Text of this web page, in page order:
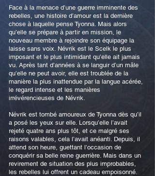
Face à la menace d’une guerre imminente des
rebelles, une histoire d’amour est la dernière
chose à laquelle pense Tyonna. Mais alors
qu’elle se prépare à partir en mission, le
nouveau membre à rejoindre son équipage la
laisse sans voix. Névrik est le Scelk le plus
imposant et le plus intimidant qu’elle ait jamais
vu. Après tant d’années à se languir d’un mâle
qu’elle ne peut avoir, elle est troublée de la
manière la plus inattendue par la langue acérée,
le regard intense et les manières
irrévérencieuses de Névrik.
Névrik est tombé amoureux de Tyonna dès qu’il
a posé les yeux sur elle. Lorsqu’elle l’avait
rejeté quatre ans plus tôt, et ce malgré ses
raisons valables, cela l’avait anéanti. Depuis, il
attend son heure, guettant l’occasion de
conquérir sa belle reine guerrière. Mais dans un
revirement de situation des plus improbables,
les rebelles lui offrent un cadeau empoisonné.